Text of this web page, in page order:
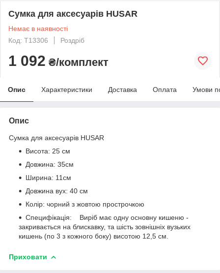
Сумка для аксесуарів HUSAR
Немає в наявності
Код: T13306
Роздріб
1 092 ₴/комплект
Опис Характеристики Доставка Оплата Умови
Опис
Сумка для аксесуарів HUSAR
Висота: 25 см
Довжина: 35см
Ширина: 11см
Довжина вух: 40 см
Колір: чорний з жовтою прострочкою
Специфікація: Виріб має одну основну кишеню -
закривається на блискавку, та шість зовнішніх вузьких
кишень (по 3 з кожного боку) висотою 12,5 см.
Приховати